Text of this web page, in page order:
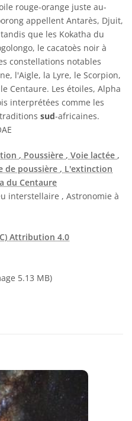
rouge-orange juste au-
appellent Antarès, Djuit,
que les Kokatha du
le cacatoès noir à
constellations notables
l'Aigle, la Lyre, le Scorpion,
Centaure. Les étoiles, Alpha
interprétées comme les
sud-africaines.
, Poussière , Voie lactée ,
de poussière , L'extinction
du Centaure
interstellaire , Astronomie à
Attribution 4.0
Commons (CC)
5.13 MB)